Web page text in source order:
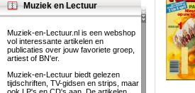
Muziek en Lectuur
Muziek-en-Lectuur.nl is een webshop
vol interessante artikelen en
publicaties over jouw favoriete groep,
artiest of BN'er.
Muziek-en-Lectuur biedt gelezen
tijdschriften, TV-gidsen en strips, maar